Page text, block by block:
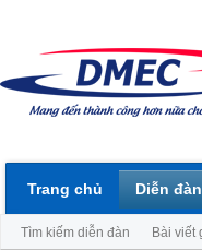
Trang chủ Diễn đàn
Tìm kiếm diễn đàn Bài viết